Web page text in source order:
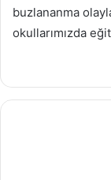
buzlananma
okullarımızda